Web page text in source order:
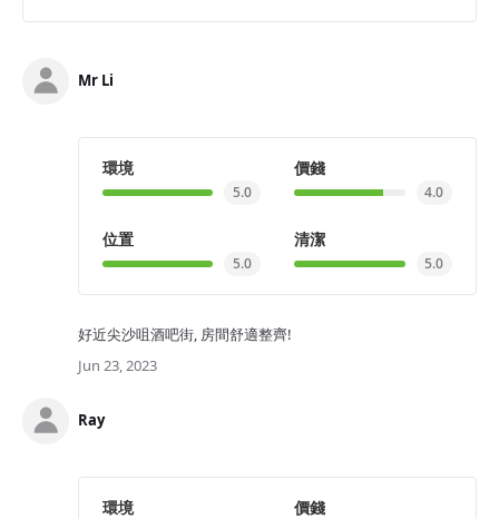
Mr Li
環境
5.0
價錢
4.0
位置
5.0
清潔
5.0
好近尖沙咀酒吧街, 房間舒適整齊!
Jun 23, 2023
Ray
環境 價錢